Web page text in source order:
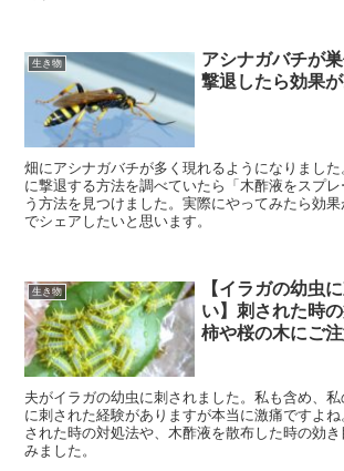
生き物
アシナガバチが
撃退したら効果が
畑にアシナガバチが多く現れるようになりまし
に撃退する方法を調べていたら「木酢液をスプ
う方法を見つけました。実際にやってみたら効
でシェアしたいと思います。
生き物
【イラガの幼虫
い】刺された時
柿や桜の木にご注
夫がイラガの幼虫に刺されました。私も含め、
に刺された経験がありますが本当に激痛ですよ
された時の対処法や、木酢液を散布した時の効
みました。